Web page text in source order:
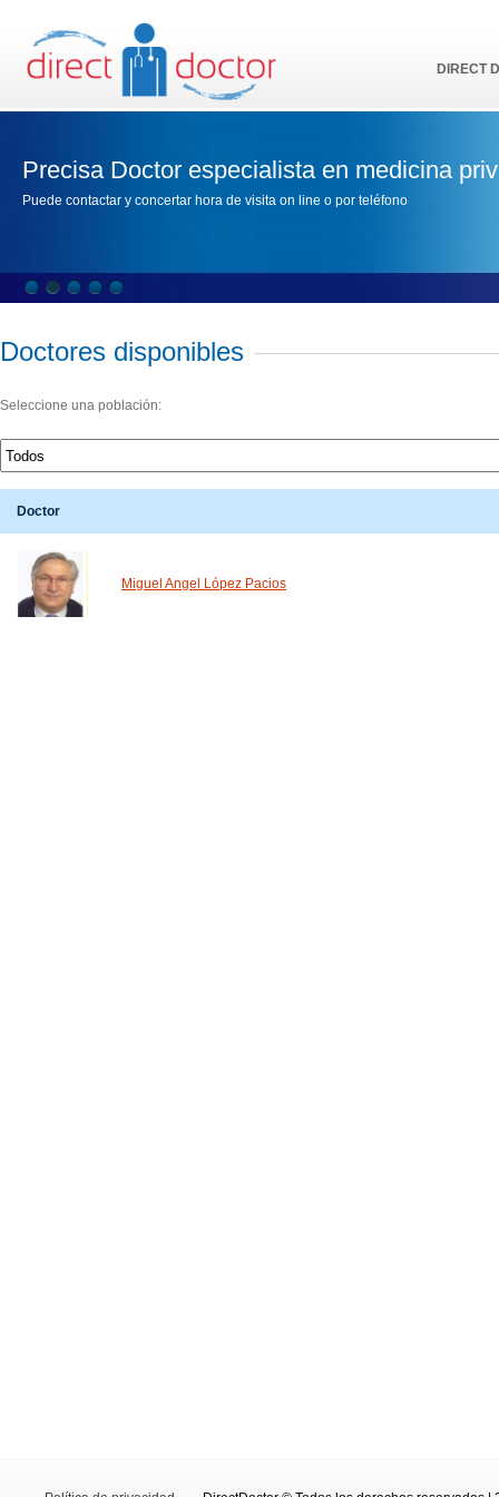
DIRECT
Precisa Doctor especialista en medicina
Puede contactar y concertar hora de visita on line o por teléfono
Doctores disponibles
Seleccione una población:
Doctor
Miguel Angel López Pacios